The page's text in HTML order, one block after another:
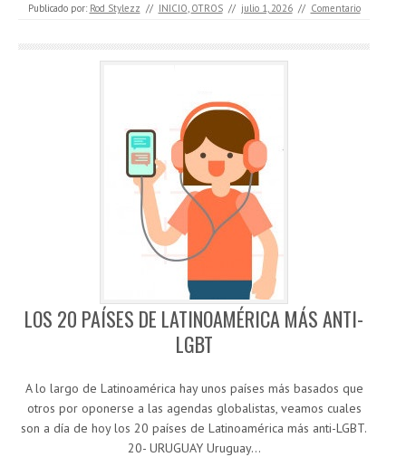
Publicado por: Rod Stylezz // INICIO OTROS // julio 1, 2026 // Comentario
LOS 20 PAÍSES DE LATINOAMÉRICA MÁS ANTI-
LGBT
A lo largo de Latinoamérica hay unos países más basados que
otros por oponerse a las agendas globalistas, veamos cuales
son a día de hoy los 20 países de Latinoamérica más anti-LGBT.
20- URUGUAY Uruguay…